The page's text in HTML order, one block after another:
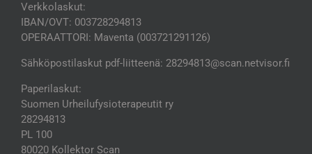
Verkkolaskut:
IBAN/OVT: 003728294813
OPERAATTORI: Maventa (003721291126)
Sähköpostilaskut pdf-liitteenä: 28294813@scan.netvisor.fi
Paperilaskut:
Suomen Urheilufysioterapeutit ry
28294813
PL 100
80020 Kollektor Scan